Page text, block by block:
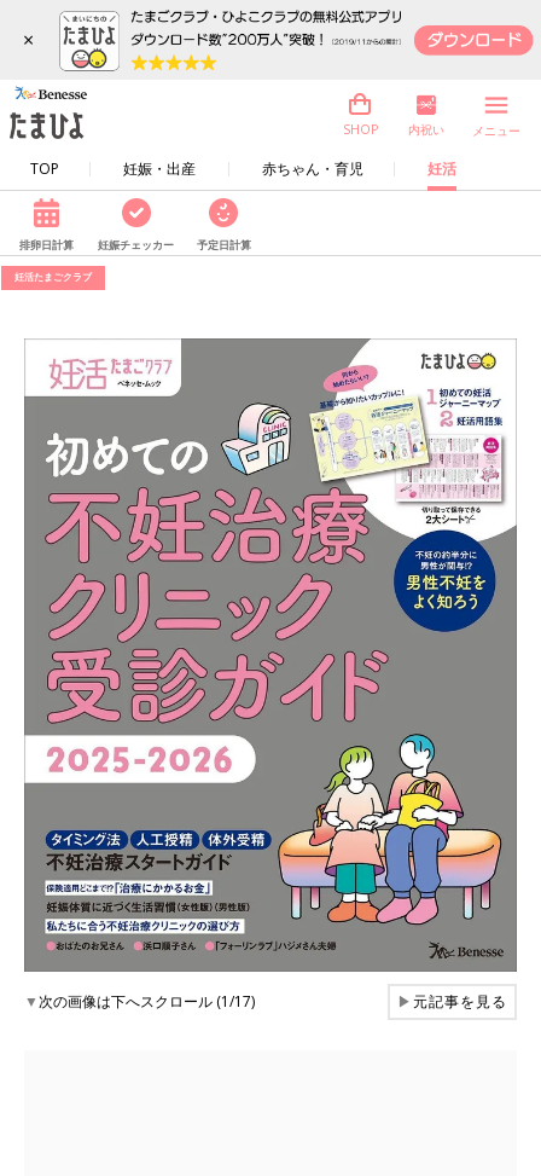
×
TOP 妊娠・出産 赤ちゃん・育児 妊活
SHOP 内祝い メニュー
排卵日計算 妊娠チェッカー 予定日計算
妊活たまごクラブ
▼次の画像は下へスクロール (1/17) ▶元記事を見る